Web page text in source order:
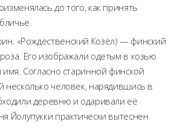
до того, как принять
«Рождественский Козёл) — финский
Его изображали одетым в козью
имя. Согласно старинной финской
несколько человек, нарядившись в
деревню и одаривали её
Йолупукки практически вытеснен